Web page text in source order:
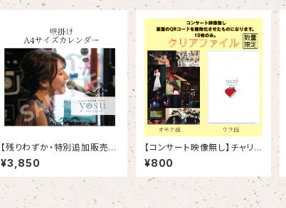
【残りわずか・特別追加販売】
A４サイズ壁掛けカレンダー
¥3,850
【コンサート映像無し】チャリテ
ィコンサート開催記念クリアフ
ァイル
¥800